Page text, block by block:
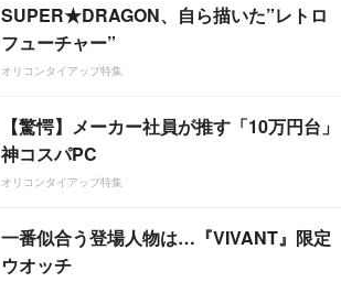
SUPER★DRAGON、自ら描いた”レトロ
フューチャー”
オリコンタイアップ特集
【驚愕】メーカー社員が推す「10万円台」
神コスパPC
オリコンタイアップ特集
一番似合う登場人物は…『VIVANT』限定
ウオッチ